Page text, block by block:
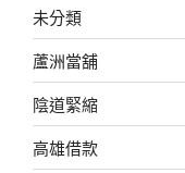
未分類
蘆洲當舖
陰道緊縮
高雄借款